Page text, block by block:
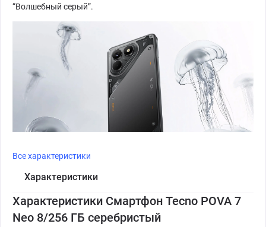
“Волшебный серый”.
Все характеристики
Характеристики
Характеристики Смартфон Tecno POVA 7
Neo 8/256 ГБ серебристый